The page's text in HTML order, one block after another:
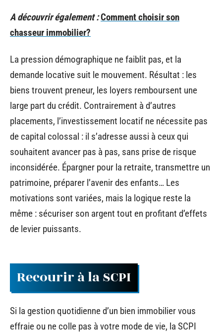
A découvrir également :Comment choisir son
chasseur immobilier?
La pression démographique ne faiblit pas, et la
demande locative suit le mouvement. Résultat : les
biens trouvent preneur, les loyers remboursent une
large part du crédit. Contrairement à d’autres
placements, l’investissement locatif ne nécessite pas
de capital colossal : il s’adresse aussi à ceux qui
souhaitent avancer pas à pas, sans prise de risque
inconsidérée. Épargner pour la retraite, transmettre un
patrimoine, préparer l’avenir des enfants… Les
motivations sont variées, mais la logique reste la
même : sécuriser son argent tout en profitant d’effets
de levier puissants.
Recourir à la SCPI
Si la gestion quotidienne d’un bien immobilier vous
effraie ou ne colle pas à votre mode de vie, la SCPI